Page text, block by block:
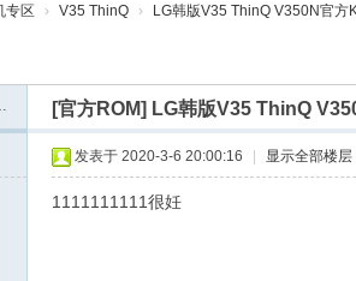
专区 › V35 ThinQ › LG韩版V35 ThinQ V350N官方
[官方ROM] LG韩版V35 ThinQ
发表于 2020-3-6 20:00:16 显示全部楼层
1111111111很妊